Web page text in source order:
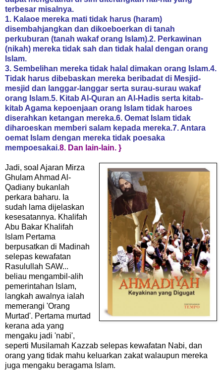
terbesar misalnya.
1. Kalaoe mereka mati tidak harus (haram)
disembahjangkan dan dikoeboerkan di tanah
perkuburan (tanah wakaf orang Islam).2. Perkawinan
(nikah) mereka tidak sah dan tidak halal dengan orang
Islam.
3. Sembelihan mereka tidak halal dimakan orang Islam.4.
Tidak harus dibebaskan mereka beribadat di Mesjid-
mesjid dan langgar-langgar serta surau-surau wakaf
orang Islam.5. Kitab Al-Quran an Al-Hadis serta kitab-
kitab Agama kepoenjaan orang Islam tidak haroes
diserahkan ketangan mereka.6. Oemat Islam tidak
diharoeskan memberi salam kepada mereka.7. Antara
oemat Islam dengan mereka tidak poesaka
mempoesakai.8. Dan lain-lain. }
Jadi, soal Ajaran Mirza
Ghulam Ahmad Al-
Qadiany bukanlah
perkara baharu. Ia
sudah lama dijelaskan
kesesatannya. Khalifah
Abu Bakar Khalifah
Islam Pertama
berpusatkan di Madinah
selepas kewafatan
Rasulullah SAW...
beliau mengambil-alih
pemerintahan Islam,
langkah awalnya ialah
memerangi 'Orang
Murtad'. Pertama murtad
kerana ada yang
mengaku jadi 'nabi',
seperti Musilamah Kazzab selepas kewafatan Nabi, dan
orang yang tidak mahu keluarkan zakat walaupun mereka
juga mengaku beragama Islam.